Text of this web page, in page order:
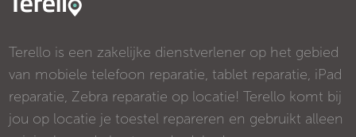
Terello is een zakelijke dienstverlener op het gebied
van mobiele telefoon reparatie, tablet reparatie, iPad
reparatie, Zebra reparatie op locatie! Terello komt bij
jou op locatie je toestel repareren en gebruikt alleen